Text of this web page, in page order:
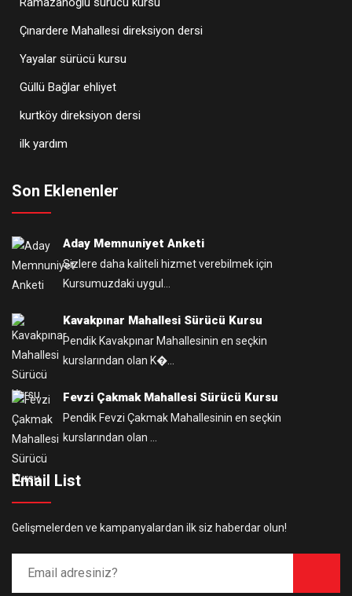
Çınardere Mahallesi direksiyon dersi
Yayalar sürücü kursu
Güllü Bağlar ehliyet
kurtköy direksiyon dersi
ilk yardım
Son Eklenenler
Aday Memnuniyet Anketi
Sizlere daha kaliteli hizmet verebilmek için
Kursumuzdaki uygul...
Kavakpınar Mahallesi Sürücü Kursu
Pendik Kavakpınar Mahallesinin en seçkin
kurslarından olan K�...
Fevzi Çakmak Mahallesi Sürücü Kursu
Pendik Fevzi Çakmak Mahallesinin en seçkin
kurslarından olan ...
Email List
Gelişmelerden ve kampanyalardan ilk siz haberdar olun!